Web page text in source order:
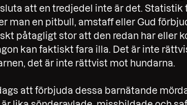
att en tredjedel inte är det. Statistik
man en pitbull, amstaff eller Gud
påtagligt stor att den redan har eller
kan faktiskt fara illa. Det är inte
det är inte rättvist mot hundarna.
att förbjuda dessa barnätande